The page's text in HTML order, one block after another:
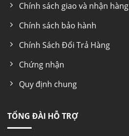
Chính sách giao và nhận hàng
Chính sách bảo hành
Chính Sách Đổi Trả Hàng
Chứng nhận
Quy định chung
TỔNG ĐÀI HỖ TRỢ